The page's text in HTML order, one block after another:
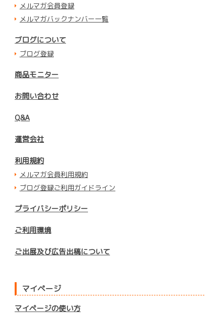
メルマガ会員登録
メルマガバックナンバー一覧
ブログについて
ブログ登録
商品モニター
お問い合わせ
Q&A
運営会社
利用規約
メルマガ会員利用規約
ブログ登録ご利用ガイドライン
プライバシーポリシー
ご利用環境
ご出展及び広告出稿について
マイページ
マイページの使い方